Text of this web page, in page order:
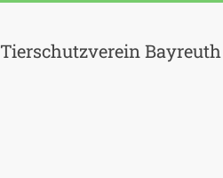
Tierschutzverein